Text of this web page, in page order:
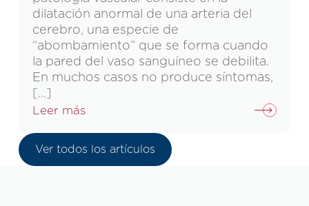
dilatación anormal de una arteria del
cerebro, una especie de
“abombamiento” que se forma cuando
la pared del vaso sanguíneo se debilita.
En muchos casos no produce síntomas,
[…]
Leer más
Ver todos los artículos